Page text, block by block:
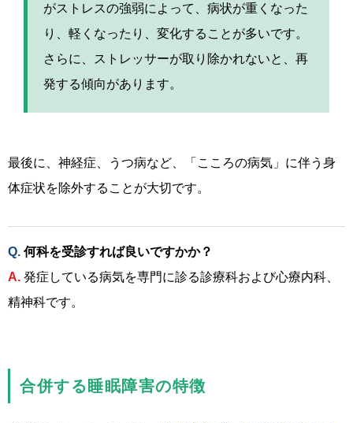
がストレスの強弱によって、病状が重くなった
り、軽くなったり、変化することが多いです。
さらに、ストレッサーが取り除かれないと、再
発する傾向があります。
最後に、神経症、うつ病など、「こころの病気」に伴う身
体症状を除外することが大切です。
何科を受診すれば良いですかか？
発症している病気を専門に診る診療科および心療内科、
精神科です。
合併する睡眠障害の特徴